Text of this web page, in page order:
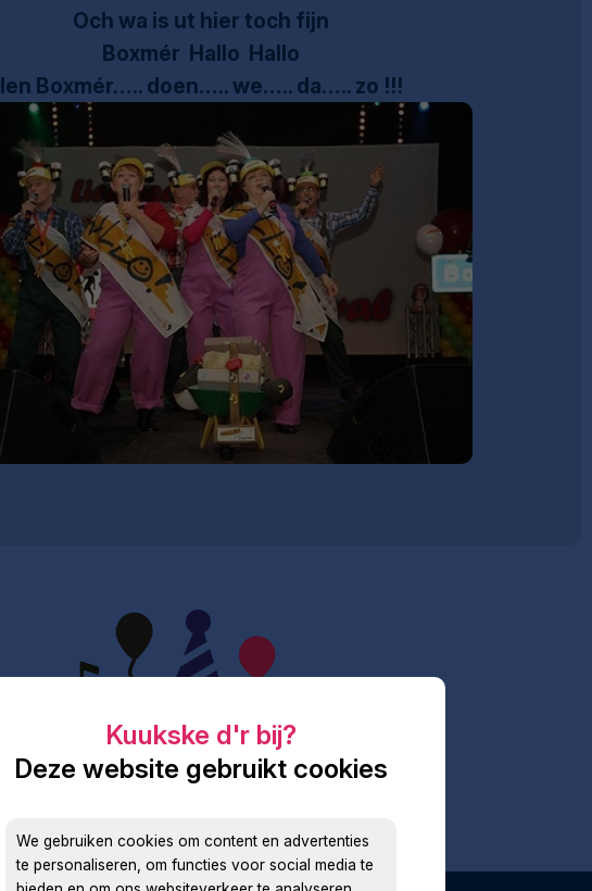
Och wa is ut hier toch fijn
Boxmér Hallo Hallo
Ien Boxmér….. doen….. we….. da….. zo !!!
Deze website gebruikt cookies
We gebruiken cookies om content en advertenties
te personaliseren, om functies voor social media te